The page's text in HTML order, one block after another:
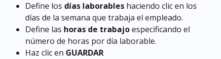
Define los días laborables haciendo clic en los
días de la semana que trabaja el empleado.
Define las horas de trabajo especificando el
número de horas por día laborable.
Haz clic en GUARDAR